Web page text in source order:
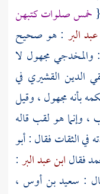
خمس صلوات كتبهن
البر : هو صحيح
والمخدجيمجهول لا
الدين القشيري في
بأنه مجهول ، وقيل
، وإنما هو لقب قاله
في الثقات فقال :أبو
فقالابن عبد البر:
: سعيد بن أوس ،